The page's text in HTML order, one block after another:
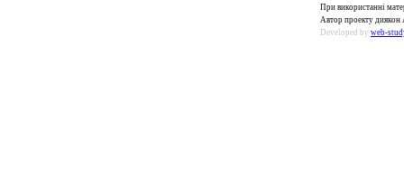
При використанні
Автор проекту диякон
Developed by web-